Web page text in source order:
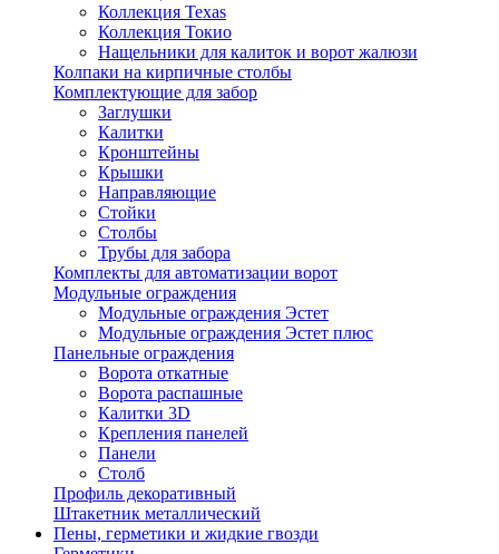
Коллекция Texas
Коллекция Токио
Нащельники для калиток и ворот жалюзи
Колпаки на кирпичные столбы
Комплектующие для забор
Заглушки
Калитки
Кронштейны
Крышки
Направляющие
Стойки
Столбы
Трубы для забора
Комплекты для автоматизации ворот
Модульные ограждения
Модульные ограждения Эстет
Модульные ограждения Эстет плюс
Панельные ограждения
Ворота откатные
Ворота распашные
Калитки 3D
Крепления панелей
Панели
Столб
Профиль декоративный
Штакетник металлический
Пены, герметики и жидкие гвозди